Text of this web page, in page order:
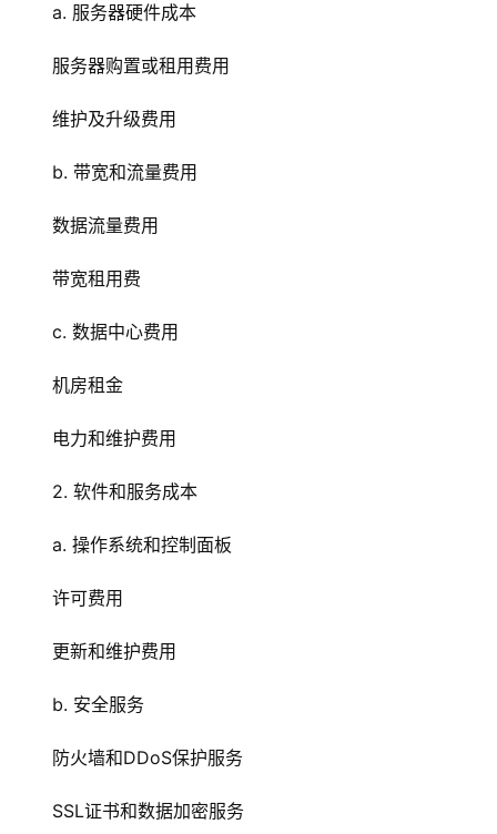
a. 服务器硬件成本
服务器购置或租用费用
维护及升级费用
b. 带宽和流量费用
数据流量费用
带宽租用费
c. 数据中心费用
机房租金
电力和维护费用
2. 软件和服务成本
a. 操作系统和控制面板
许可费用
更新和维护费用
b. 安全服务
防火墙和DDoS保护服务
SSL证书和数据加密服务